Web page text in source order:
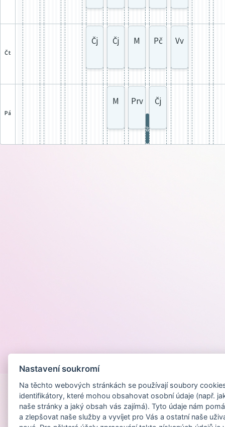
čt
Čj Čj M Pč Vv
pá
M Prv Čj
Př
Nastavení soukromí
Na těchto webových stránkách se používají soubory
identifikátory, které mohou obsahovat osobní údaje (např.
naše stránky a jaký obsah vás zajímá). Tyto údaje nám
a zlepšovat naše služby a vyvíjet pro Vás a ostatní naše